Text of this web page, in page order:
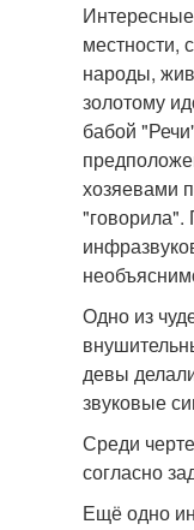
местности,
народы,
золотому
бабой
хозяевами
"говорила".
Одно из
девы
звуковые
Среди
согласно
Ещё одно